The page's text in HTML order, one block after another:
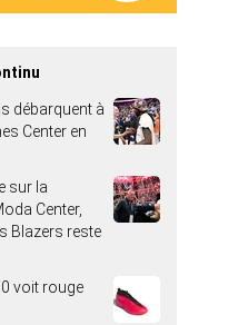
débarquent à
Center en
sur la
Center,
Blazers reste
voit rouge